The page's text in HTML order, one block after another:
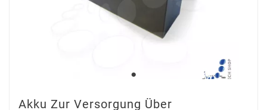
Akku Zur Versorgung Über